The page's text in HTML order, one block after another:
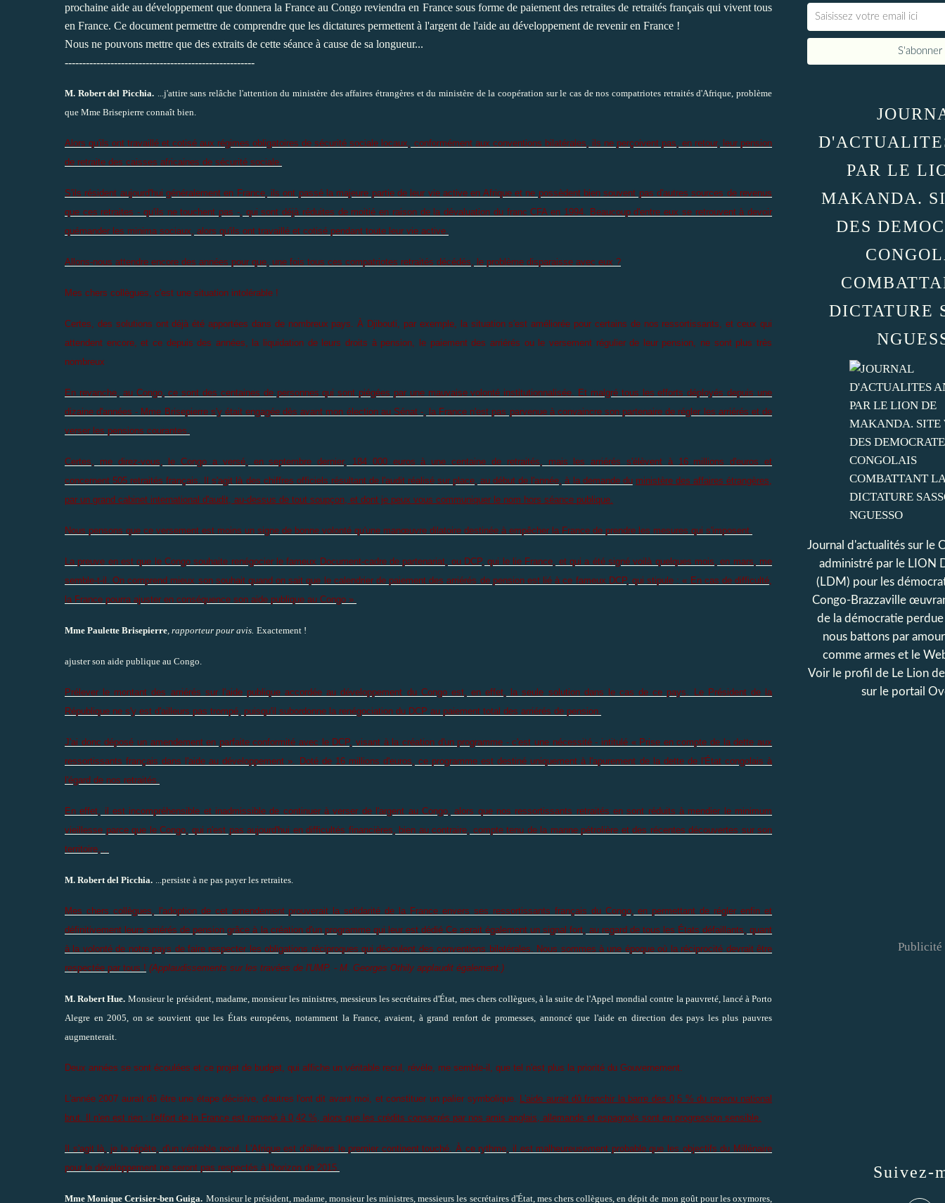
prochaine aide au développement que donnera la France au Congo reviendra en France sous forme de paiement des retraites de retraités français qui vivent tous
en France. Ce document permettre de comprendre que les dictatures permettent à l'argent de l'aide au développement de revenir en France !
Nous ne pouvons mettre que des extraits de cette séance à cause de sa longueur...
------------------------------------------------------
M. Robert del Picchia.
...j'attire sans relâche l'attention du ministère des affaires étrangères et du ministère de la coopération sur le cas de nos compatriotes retraités d'Afrique, problème
que Mme Brisepierre connaît bien.
Alors qu'ils ont travaillé et cotisé aux régimes obligatoires de sécurité sociale locaux, conformément aux conventions bilatérales, ils ne perçoivent pas, en retour, leur pension
de retraite des caisses africaines de sécurité sociale.
S'ils résident aujourd'hui généralement en France, ils ont passé la majeure partie de leur vie active en Afrique et ne possèdent bien souvent pas d'autres sources de revenus
que ces retraites - qu'ils ne touchent pas -, qui sont déjà réduites de moitié en raison de la dévaluation du franc CFA en 1994. Beaucoup d'entre eux se retrouvent à devoir
quémander les minima sociaux, alors qu'ils ont travaillé et cotisé pendant toute leur vie active.
Allons-nous attendre encore des années pour que, une fois tous ces compatriotes retraités décédés, le problème disparaisse avec eux ?
Mes chers collègues, c'est une situation intolérable !
Certes, des solutions ont déjà été apportées dans de nombreux pays. À Djibouti, par exemple, la situation s'est améliorée pour certains de nos ressortissants, et ceux qui
attendent encore, et ce depuis des années, la liquidation de leurs droits à pension, le paiement des arriérés ou le versement régulier de leur pension, ne sont plus très
nombreux
En revanche, au Congo, ce sont des centaines de personnes qui sont piégées par une mauvaise volonté institutionnalisée. Et malgré tous les efforts déployés depuis une
dizaine d'années - Mme Brisepierre s'y était engagée dès avant mon élection au Sénat -, la France n'est pas parvenue à convaincre son partenaire de régler les arriérés et de
verser les pensions courantes.
Certes, me direz-vous, le Congo a versé, en septembre dernier, 184 000 euros à une centaine de retraités, mais les arriérés s'élèvent à 16 millions d'euros et
concernent 505 retraités français. Il s'agit là des chiffres officiels résultant de l'audit réalisé sur place, au début de l'année, à la demande du ministère des affaires étrangères,
par un grand cabinet international d'audit, au-dessus de tout soupçon, et dont je peux vous communiquer le nom hors séance publique.
Nous pensons que ce versement est moins un signe de bonne volonté qu'une manœuvre dilatoire destinée à empêcher la France de prendre les mesures qui s'imposent.
La preuve en est que le Congo souhaite renégocier le fameux Document-cadre de partenariat, ou DCP, qui le lie France, et qui a été signé voilà quelques mois, en mars, me
semble-t-il. On comprend mieux son souhait quand on sait que le calendrier de paiement des arriérés de pension est lié à ce fameux DCP, qui stipule : « En cas de difficulté,
la France pourra ajuster en conséquence son aide publique au Congo ».
Mme Paulette Brisepierre , rapporteur pour avis. Exactement !
ajuster son aide publique au Congo.
Prélever le montant des arriérés sur l'aide publique accordée au développement du Congo est, en effet, la seule solution dans le cas de ce pays. Le Président de la
République ne s'y est d'ailleurs pas trompé, puisqu'il subordonne la renégociation du DCP au paiement total des arriérés de pension.
J'ai donc déposé un amendement en parfaite conformité avec le DCP, visant à la création d'un programme - c'est une nécessité - intitulé « Prise en compte de la dette aux
ressortissants français dans l'aide au développement ». Doté de 16 millions d'euros, ce programme est destiné uniquement à l'apurement de la dette de l'État congolais à
l'égard de nos retraités.
En effet, il est incompréhensible et inadmissible de continuer à verser de l'argent au Congo, alors que nos ressortissants retraités en sont réduits à mendier le minimum
vieillesse parce que le Congo, qui n'est pas aujourd'hui en difficultés financières, bien au contraire, compte tenu de la manne pétrolière et des récentes découvertes sur son
territoire,...
M. Robert del Picchia. ...persiste à ne pas payer les retraites.
Mes chers collègues, l'adoption de cet amendement prouverait la solidarité de la France envers ses ressortissants français du Congo, en permettant de régler enfin et
définitivement leurs arriérés de pension grâce à la création d'un programme qui leur est dédié Ce serait également un signal fort, au regard de tous les États défaillants, quant
à la volonté de notre pays de faire respecter les obligations réciproques qui découlent des conventions bilatérales. Nous sommes à une époque où la réciprocité devrait être
respectée par tous ! (Applaudissements sur les travées de l'UMP. - M. Georges Othily applaudit également.)
M. Robert Hue. Monsieur le président, madame, monsieur les ministres, messieurs les secrétaires d'État, mes chers collègues, à la suite de l'Appel mondial contre la pauvreté, lancé à Porto
Alegre en 2005, on se souvient que les États européens, notamment la France, avaient, à grand renfort de promesses, annoncé que l'aide en direction des pays les plus pauvres
augmenterait.
Deux années se sont écoulées et ce projet de budget, qui affiche un véritable recul, révèle, me semble-il, que tel n'est plus la priorité du Gouvernement.
L'année 2007 aurait dû être une étape décisive, d'autres l'ont dit avant moi, et constituer un palier symbolique.
L'aide aurait dû franchir la barre des 0,5 % du revenu national
brut. Il n'en est rien : l'effort de la France est ramené à 0,42 %, alors que les crédits consacrés par nos amis anglais, allemands et espagnols sont en progression sensible.
Il s'agit là, je le répète, d'un véritable recul. L'Afrique est d'ailleurs le premier continent touché. À ce rythme, il est malheureusement probable que les objectifs du Millénaire
pour le développement ne seront pas respectés à l'horizon de 2015.
Mme Monique Cerisier-ben Guiga. Monsieur le président, madame, monsieur les ministres, messieurs les secrétaires d'État, mes chers collègues, en dépit de mon goût pour les oxymores,
PAR LE
MAKANDA.
DES
DICTATURE
Journal d'actualités sur le
administré par le LION
(LDM) pour les
Congo-Brazzaville
de la démocratie
nous battons par
comme armes et le
Voir le profil de Le Lion
sur le portail
Suivez-
Publicité